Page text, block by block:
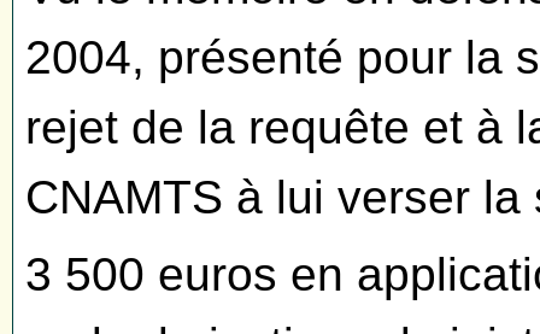
2004, présenté pour la
rejet de la requête et à
CNAMTS à lui verser la
3 500 euros en